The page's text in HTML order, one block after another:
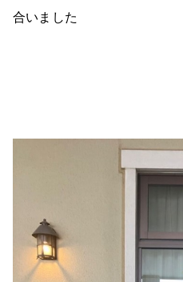
合いました